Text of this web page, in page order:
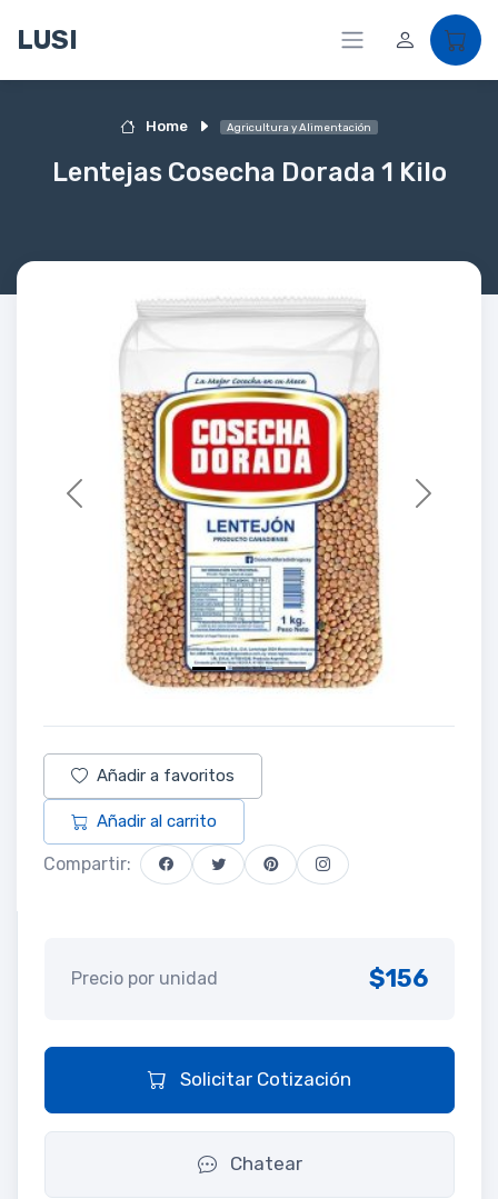
LUSI
Home Agricultura y Alimentación
Lentejas Cosecha Dorada 1 Kilo
Previous Next
Añadir a favoritos
Añadir al carrito
Compartir:
Precio por unidad $156
Solicitar Cotización
Chatear